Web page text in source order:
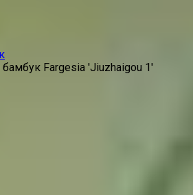
Fargesia 'Jiuzhaigou 1'